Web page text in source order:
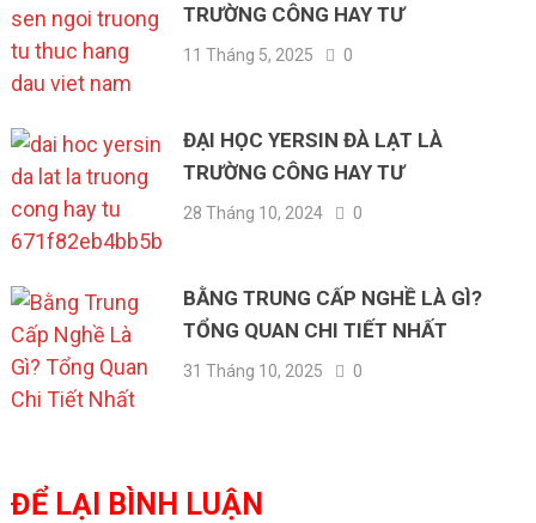
TRƯỜNG CÔNG HAY TƯ
11 Tháng 5, 2025 0
ĐẠI HỌC YERSIN ĐÀ LẠT LÀ
TRƯỜNG CÔNG HAY TƯ
28 Tháng 10, 2024 0
BẰNG TRUNG CẤP NGHỀ LÀ GÌ?
TỔNG QUAN CHI TIẾT NHẤT
31 Tháng 10, 2025 0
ĐỂ LẠI BÌNH LUẬN